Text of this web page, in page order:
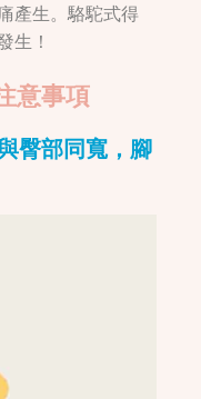
產生。駱駝式得
生！
意事項
臀部同寬，腳